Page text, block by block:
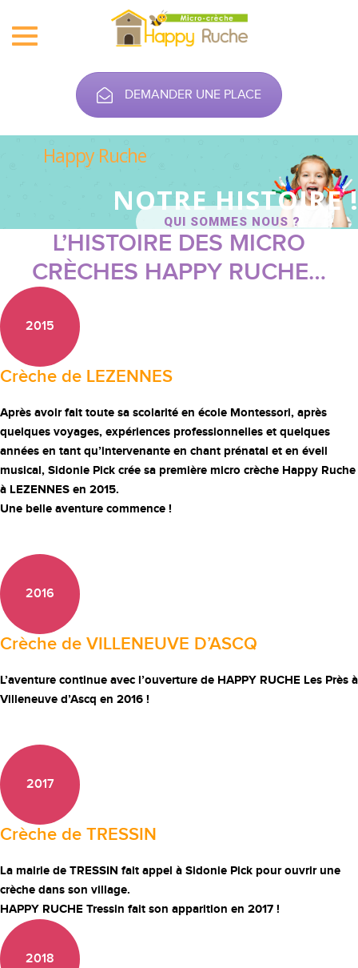
Toggle
DEMANDER UNE PLACE
Happy Ruche
QUI SOMMES NOUS ?
NOTRE
L’HISTOIRE DES MICRO
CRÈCHES HAPPY RUCHE…
2015
Crèche de LEZENNES
Après avoir fait toute sa scolarité en école Montessori, après
quelques voyages, expériences professionnelles et quelques
années en tant qu’intervenante en chant prénatal et en éveil
musical, Sidonie Pick crée sa première micro crèche Happy Ruche
à LEZENNES en 2015.
Une belle aventure commence !
2016
Crèche de VILLENEUVE D’ASCQ
L’aventure continue avec l’ouverture de HAPPY RUCHE Les Près à
Villeneuve d’Ascq en 2016 !
2017
Crèche de TRESSIN
La mairie de TRESSIN fait appel à Sidonie Pick pour ouvrir une
crèche dans son village.
HAPPY RUCHE Tressin fait son apparition en 2017 !
2018